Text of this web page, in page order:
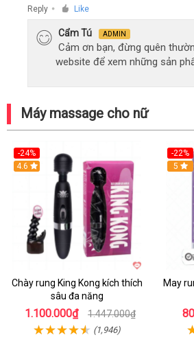
Reply ● Like
Cẩm Tú ADMIN
Cảm ơn bạn, đừng quên
website để xem những sản
Máy massage cho nữ
-24%
4.6
Chày rung King Kong kích thích
sâu đa năng
1.100.000₫ 1.447.000₫
(1,946)
-22%
Hot
5
May